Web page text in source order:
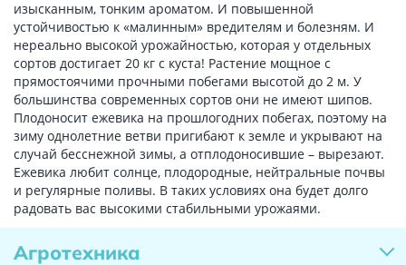
изысканным, тонким ароматом. И повышенной
устойчивостью к «малинным» вредителям и болезням. И
нереально высокой урожайностью, которая у отдельных
сортов достигает 20 кг с куста! Растение мощное с
прямостоячими прочными побегами высотой до 2 м. У
большинства современных сортов они не имеют шипов.
Плодоносит ежевика на прошлогодних побегах, поэтому на
зиму однолетние ветви пригибают к земле и укрывают на
случай бесснежной зимы, а отплодоносившие – вырезают.
Ежевика любит солнце, плодородные, нейтральные почвы
и регулярные поливы. В таких условиях она будет долго
радовать вас высокими стабильными урожаями.
Агротехника